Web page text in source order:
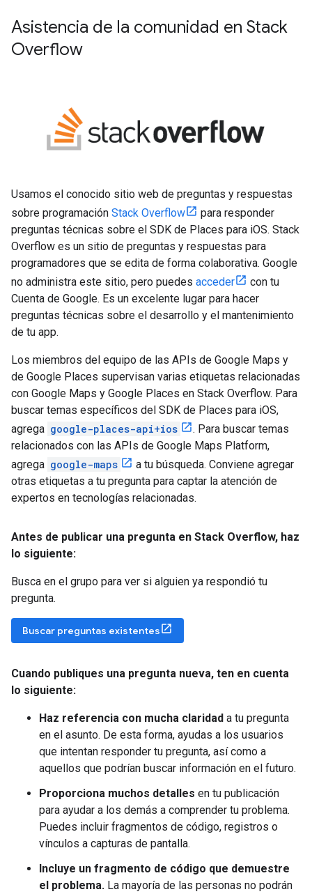
Asistencia de la comunidad en Stack
Overflow
Usamos el conocido sitio web de preguntas y respuestas
sobre programación Stack Overflow
para responder
preguntas técnicas sobre el SDK de Places para iOS. Stack
Overflow es un sitio de preguntas y respuestas para
programadores que se edita de forma colaborativa. Google
no administra este sitio, pero puedes acceder
con tu
Cuenta de Google. Es un excelente lugar para hacer
preguntas técnicas sobre el desarrollo y el mantenimiento
de tu app.
Los miembros del equipo de las APIs de Google Maps y
de Google Places supervisan varias etiquetas relacionadas
con Google Maps y Google Places en Stack Overflow. Para
buscar temas específicos del SDK de Places para iOS,
agrega google-places-api+ios
. Para buscar temas
relacionados con las APIs de Google Maps Platform,
agrega google-maps
a tu búsqueda. Conviene agregar
otras etiquetas a tu pregunta para captar la atención de
expertos en tecnologías relacionadas.
Antes de publicar una pregunta en Stack Overflow, haz
lo siguiente:
Busca en el grupo para ver si alguien ya respondió tu
pregunta.
Buscar preguntas existentes
Cuando publiques una pregunta nueva, ten en cuenta
lo siguiente:
Haz referencia con mucha claridad a tu pregunta
en el asunto. De esta forma, ayudas a los usuarios
que intentan responder tu pregunta, así como a
aquellos que podrían buscar información en el futuro.
Proporciona muchos detalles en tu publicación
para ayudar a los demás a comprender tu problema.
Puedes incluir fragmentos de código, registros o
vínculos a capturas de pantalla.
Incluye un fragmento de código que demuestre
el problema. La mayoría de las personas no podrán